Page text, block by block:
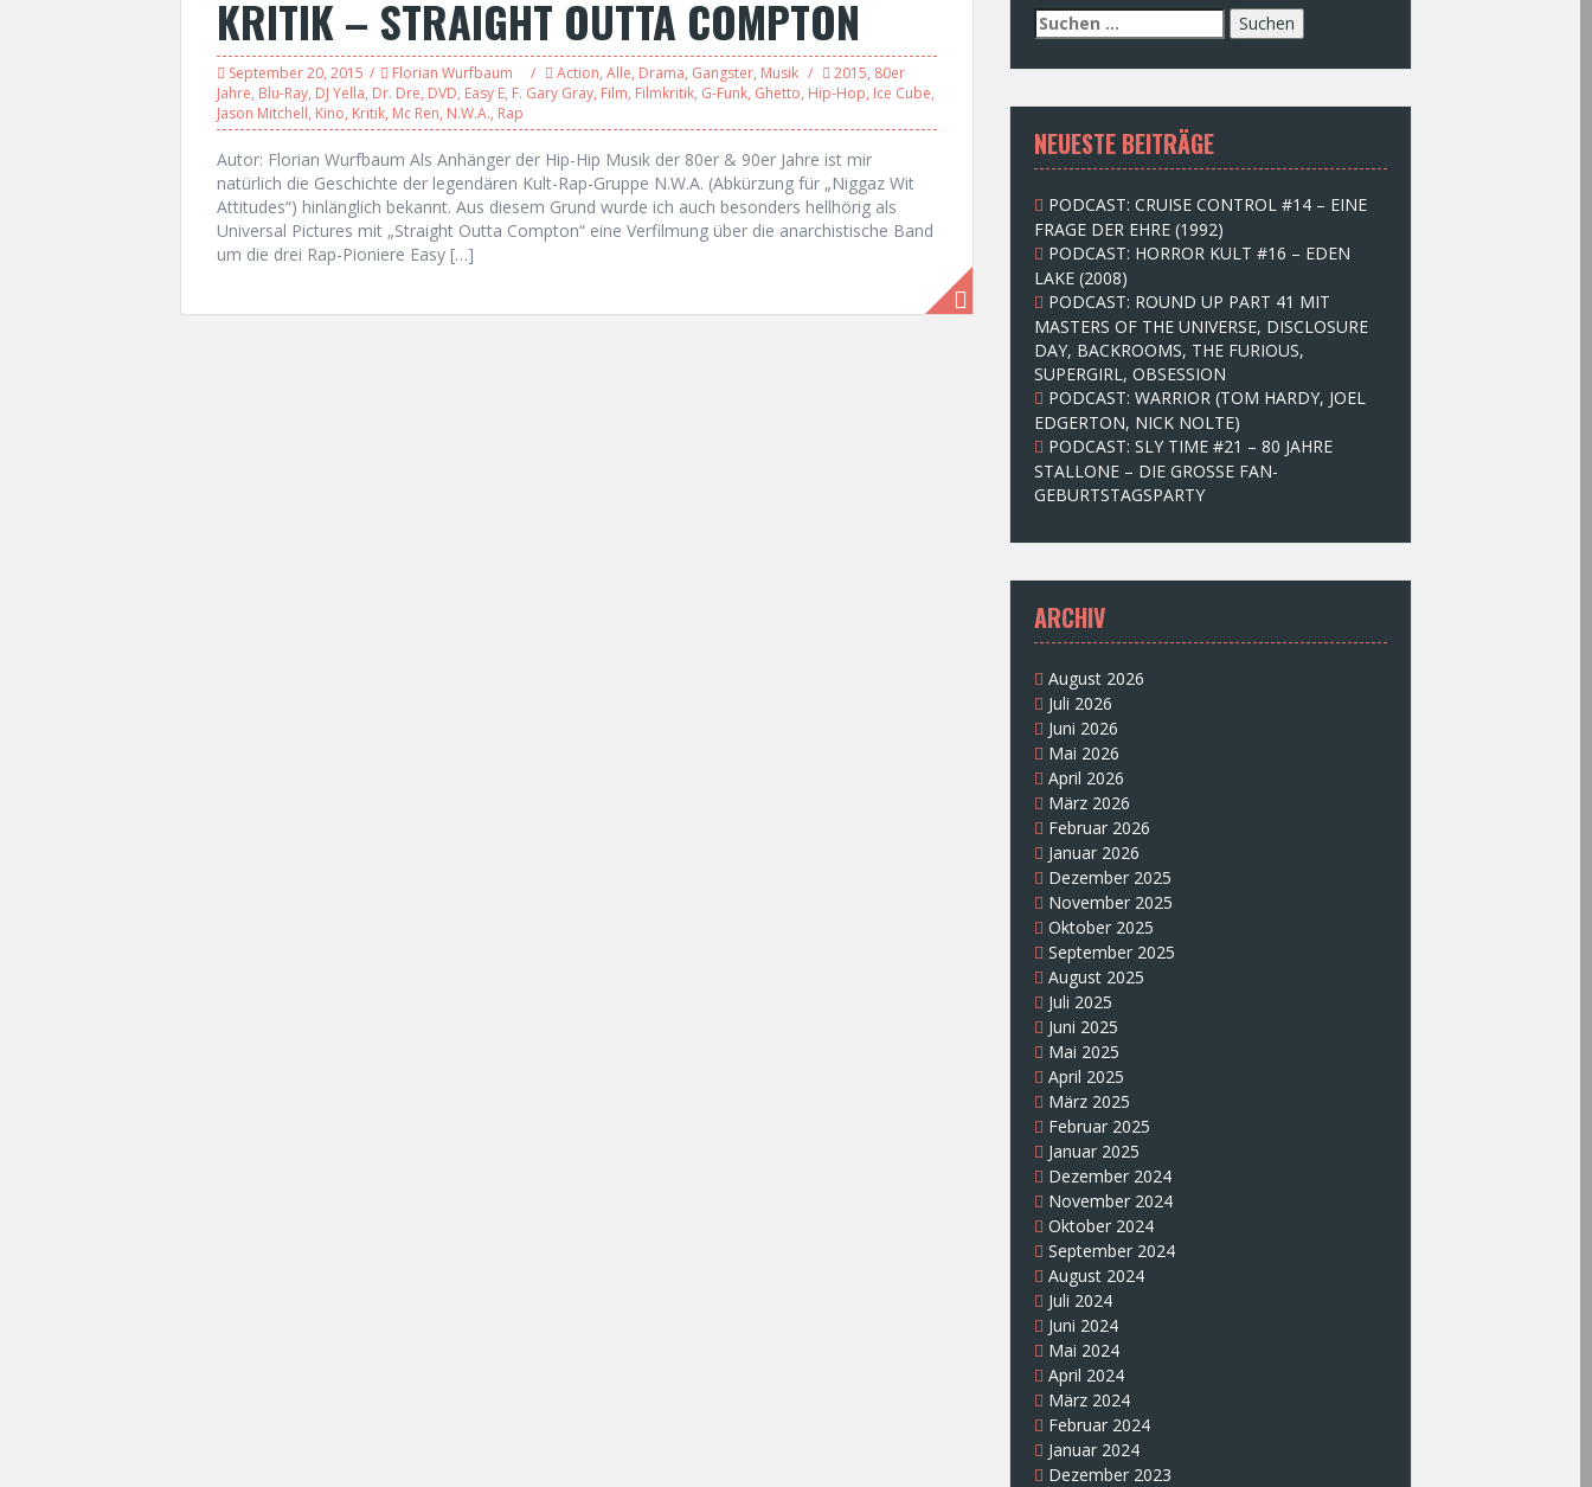
KRITIK – STRAIGHT OUTTA COMPTON
September 20, 2015 Florian Wurfbaum Action, Alle, Drama, Gangster, Musik 2015, 80er
Jahre, Blu-Ray, DJ Yella, Dr. Dre, DVD, Easy E, F. Gary Gray, Film, Filmkritik, G-Funk, Ghetto, Hip-Hop, Ice Cube,
Jason Mitchell, Kino, Kritik, Mc Ren, N.W.A., Rap
Autor: Florian Wurfbaum Als Anhänger der Hip-Hip Musik der 80er & 90er Jahre ist mir
natürlich die Geschichte der legendären Kult-Rap-Gruppe N.W.A. (Abkürzung für „Niggaz Wit
Attitudes“) hinlänglich bekannt. Aus diesem Grund wurde ich auch besonders hellhörig als
Universal Pictures mit „Straight Outta Compton“ eine Verfilmung über die anarchistische Band
um die drei Rap-Pioniere Easy […]
S
u
c
e
n
n
c
h
:
NEUESTE BEITRÄGE
PODCAST: CRUISE CONTROL #14 – EINE
FRAGE DER EHRE (1992)
PODCAST: HORROR KULT #16 – EDEN
LAKE (2008)
PODCAST: ROUND UP PART 41 MIT
MASTERS OF THE UNIVERSE, DISCLOSURE
DAY, BACKROOMS, THE FURIOUS,
SUPERGIRL, OBSESSION
PODCAST: WARRIOR (TOM HARDY, JOEL
EDGERTON, NICK NOLTE)
PODCAST: SLY TIME #21 – 80 JAHRE
STALLONE – DIE GROSSE FAN-
GEBURTSTAGSPARTY
ARCHIV
August 2026
Juli 2026
Juni 2026
Mai 2026
April 2026
März 2026
Februar 2026
Januar 2026
Dezember 2025
November 2025
Oktober 2025
September 2025
August 2025
Juli 2025
Juni 2025
Mai 2025
April 2025
März 2025
Februar 2025
Januar 2025
Dezember 2024
November 2024
Oktober 2024
September 2024
August 2024
Juli 2024
Juni 2024
Mai 2024
April 2024
März 2024
Februar 2024
Januar 2024
Dezember 2023